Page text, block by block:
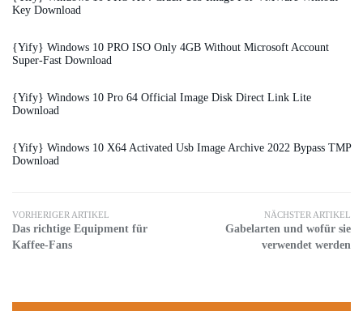
Key Download
{Yify} Windows 10 PRO ISO Only 4GB Without Microsoft Account
Super-Fast Download
{Yify} Windows 10 Pro 64 Official Image Disk Direct Link Lite
Download
{Yify} Windows 10 X64 Activated Usb Image Archive 2022 Bypass TMP
Download
VORHERIGER ARTIKEL
Das richtige Equipment für
Kaffee-Fans
NÄCHSTER ARTIKEL
Gabelarten und wofür sie
verwendet werden